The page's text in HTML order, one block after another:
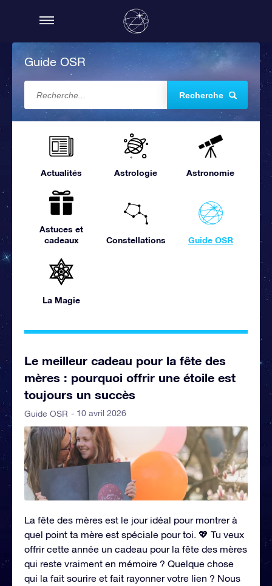
Guide OSR
Recherche
Actualités Astrologie Astronomie
Astuces et
cadeaux
Constellations Guide OSR
La Magie
Le meilleur cadeau pour la fête des
mères : pourquoi offrir une étoile est
toujours un succès
Guide OSR - 10 avril 2026
La fête des mères est le jour idéal pour montrer à
quel point ta mère est spéciale pour toi. 💖 Tu veux
offrir cette année un cadeau pour la fête des mères
qui reste vraiment en mémoire ? Quelque chose
qui la fait sourire et fait rayonner votre lien ? Nous